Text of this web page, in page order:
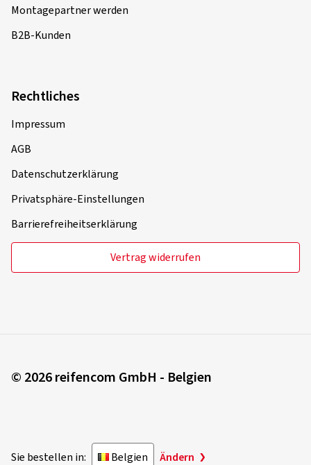
Montagepartner werden
B2B-Kunden
Rechtliches
Impressum
AGB
Datenschutzerklärung
Privatsphäre-Einstellungen
Barrierefreiheitserklärung
Vertrag widerrufen
© 2026 reifencom GmbH - Belgien
Sie bestellen in: Belgien Ändern